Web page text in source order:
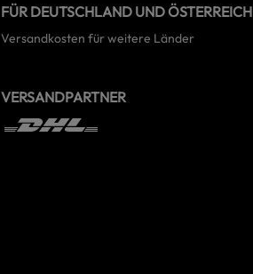
FÜR DEUTSCHLAND UND ÖSTERREICH
Versandkosten für weitere Länder
VERSANDPARTNER